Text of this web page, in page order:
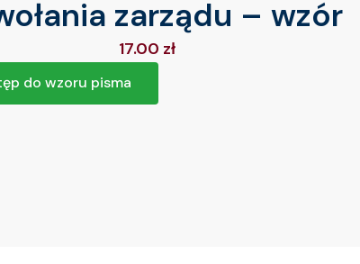
zarządu – wzór
17.00 zł
do wzoru pisma